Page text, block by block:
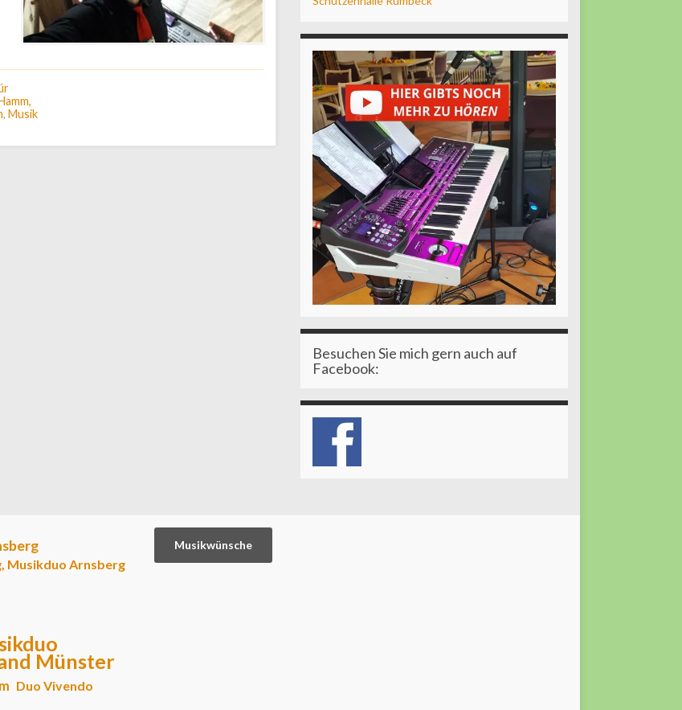
, Musik
Besuchen Sie mich gern auch auf
Facebook:
Musikduo Arnsberg
Münster
Duo Vivendo
Musikwünsche